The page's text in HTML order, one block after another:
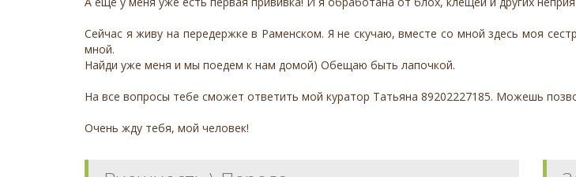
Сейчас я живу на передержке в Раменском. Я не скучаю, вместе со мной здесь моя
мной.
Найди уже меня и мы поедем к нам домой) Обещаю быть лапочкой.
На все вопросы тебе сможет ответить мой куратор Татьяна 89202227185. Можешь
Очень жду тебя, мой человек!